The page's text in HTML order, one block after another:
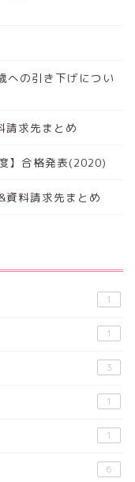
への引き下げについ
請求先まとめ
】合格発表(2020)
資料請求先まとめ
1
1
3
1
1
6